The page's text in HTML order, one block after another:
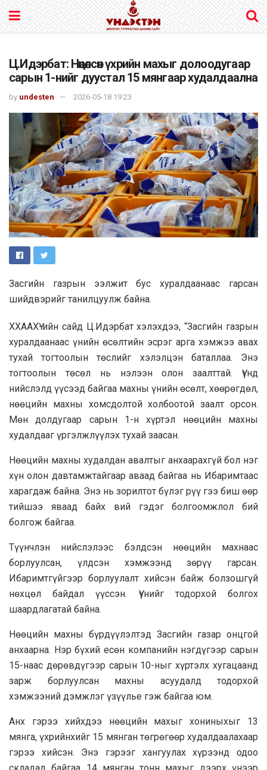
Ц.Идэрбат: Нөөцөлсөн үхрийн махыг долоодугаар
сарын 1-нийг дуустал 15 мянгаар худалдаална
by undesten 2026-05-18 19:23
Засгийн газрын ээлжит бус хуралдаанаас гарсан
шийдвэрийг танилцуулж байна.
ХХААХҮ-ийн сайд Ц.Идэрбат хэлэхдээ, “Засгийн газрын
хуралдаанаас үнийн өсөлтийн эсрэг арга хэмжээ авах
тухай тогтоолын төслийг хэлэлцэн баталлаа. Энэ
тогтоолын төсөл нь нэлээн олон заалттай. Үүнд
нийслэлд үүсээд байгаа махны үнийн өсөлт, хөөрөгдөл,
нөөцийн махны хомсдолтой холбоотой заалт орсон.
Мөн долдугаар сарын 1-н хүртэл нөөцийн махны
худалдааг үргэлжлүүлэх тухай заасан.
Нөөцийн махны худалдан авалтыг анхаарахгүй бол нэг
хүн олон давтамжтайгаар аваад байгаа нь Ибаримтаас
харагдаж байна. Энэ нь зорилтот бүлэг рүү гээ биш өөр
тийшээ яваад байх вий гэдэг болгоомжлол бий
болгож байгаа.
Түүнчлэн нийслэлээс бэлдсэн нөөцийн махнаас
борлуулсан, үлдсэн хэмжээнд зөрүү гарсан.
Ибаримтгүйгээр борлуулалт хийсэн байж болзошгүй
нөхцөл байдал үүссэн. Үүнийг тодорхой болгох
шаардлагатай байна.
Нөөцийн махны бүрдүүлэлтэд Засгийн газар онцгой
анхаарна. Нэр бүхий есөн компанийн нэгдүгээр сарын
15-наас дөрөвдүгээр сарын 10-ныг хүртэлх хугацаанд
зарж борлуулсан махны асуудалд тодорхой
хэмжээний дэмжлэг үзүүлье гэж байгаа юм.
Анх гэрээ хийхдээ нөөцийн махыг хониныхыг 13
мянга, үхрийнхийг 15 мянган төгрөгөөр худалдаалахаар
гэрээ хийсэн. Энэ гэрээг хангуулах хүрээнд одоо